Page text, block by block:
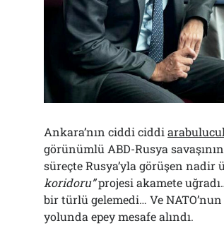
Ankara’nın ciddi ciddi
görünümlü ABD-Rusya
süreçte Rusya’yla görüşen
koridoru”projesi akamete
bir türlü gelemedi… Ve
yolunda epey mesafe alındı.